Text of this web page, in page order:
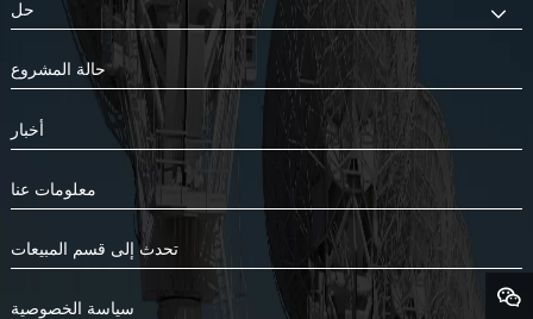
حل
حالة المشروع
أخبار
معلومات عنا
تحدث إلى قسم المبيعات
سياسة الخصوصية